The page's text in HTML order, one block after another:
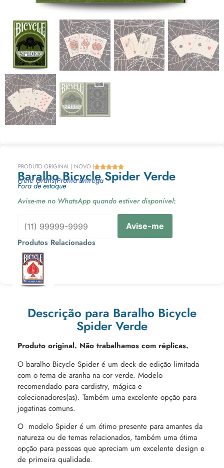
PRODUTO ORIGINAL | NOVO |
Baralho Bicycle Spider Verde
Frete Grátis|Pronta Entrega
Fora de estoque
Avise-me no WhatsApp quando estiver disponível:
Avise-me
Produtos Relacionados
Descrição para Baralho Bicycle
Spider Verde
Produto original. Não trabalhamos com réplicas.
O baralho Bicycle Spider é um deck de edição limitada
com o tema de aranha na cor verde. Modelo
recomendado para cardistry, mágica e
colecionadores(as). Também uma excelente opção para
jogatinas comuns.
O modelo Spider é um ótimo presente para amantes da
natureza ou de temas relacionados, também uma ótima
opção para pessoas que apreciam um excelente design e
de primeira qualidade.